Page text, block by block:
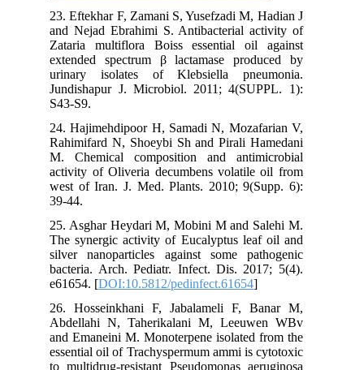
23. Eftekhar F, Zamani S, Yusefzadi M, Hadian J
and Nejad Ebrahimi S. Antibacterial activity of
Zataria multiflora Boiss essential oil against
extended spectrum β lactamase produced by
urinary isolates of Klebsiella pneumonia.
Jundishapur J. Microbiol. 2011; 4(SUPPL. 1):
S43-S9.
24. Hajimehdipoor H, Samadi N, Mozafarian V,
Rahimifard N, Shoeybi Sh and Pirali Hamedani
M. Chemical composition and antimicrobial
activity of Oliveria decumbens volatile oil from
west of Iran. J. Med. Plants. 2010; 9(Supp. 6):
39-44.
25. Asghar Heydari M, Mobini M and Salehi M.
The synergic activity of Eucalyptus leaf oil and
silver nanoparticles against some pathogenic
bacteria. Arch. Pediatr. Infect. Dis. 2017; 5(4).
e61654. [DOI:10.5812/pedinfect.61654
26. Hosseinkhani F, Jabalameli F, Banar M,
Abdellahi N, Taherikalani M, Leeuwen WBv
and Emaneini M. Monoterpene isolated from the
essential oil of Trachyspermum ammi is cytotoxic
to multidrug-resistant Pseudomonas aeruginosa